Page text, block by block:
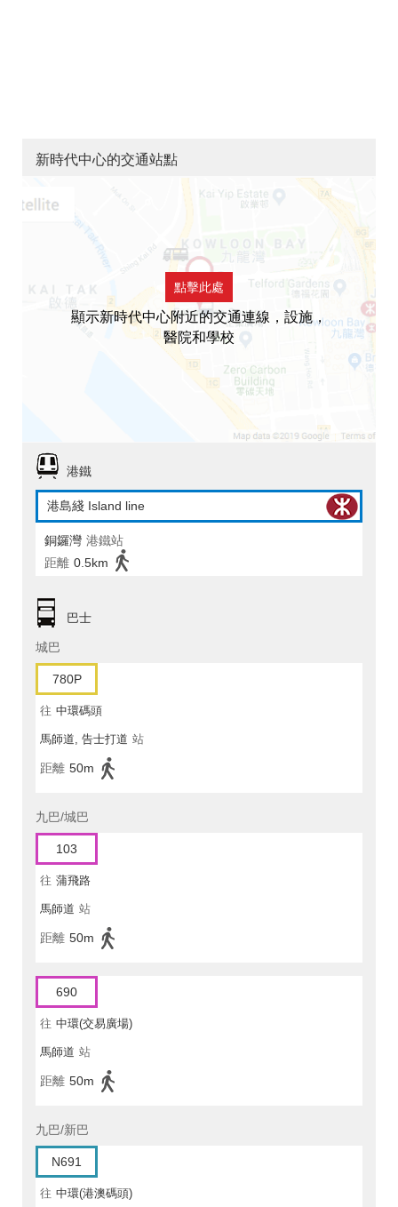
新時代中心的交通站點
點擊此處
顯示新時代中心附近的交通連線，設施，
醫院和學校
港鐵
港島綫 Island line
銅鑼灣 港鐵站
距離 0.5km
巴士
城巴
780P
往 中環碼頭
馬師道, 告士打道 站
距離 50m
九巴/城巴
103
往 蒲飛路
馬師道 站
距離 50m
690
往 中環(交易廣場)
馬師道 站
距離 50m
九巴/新巴
N691
往 中環(港澳碼頭)